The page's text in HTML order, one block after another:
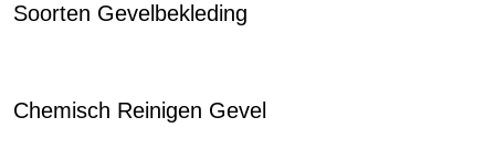
Soorten Gevelbekleding
Chemisch Reinigen Gevel